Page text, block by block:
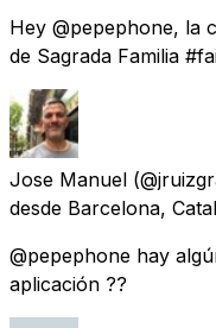
Hey @pepephone, la
de Sagrada Familia
Jose Manuel
desde Barcelona,
@pepephone hay
aplicación ??